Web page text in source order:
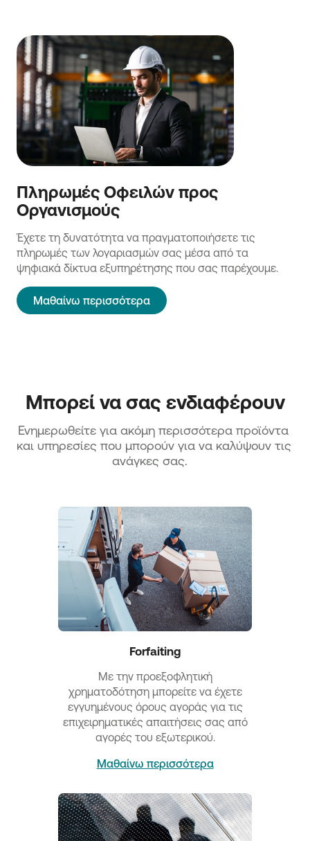
Πληρωμές Οφειλών προς
Οργανισμούς
Έχετε τη δυνατότητα να πραγματοποιήσετε τις
πληρωμές των λογαριασμών σας μέσα από τα
ψηφιακά δίκτυα εξυπηρέτησης που σας παρέχουμε.
Μαθαίνω περισσότερα
Μπορεί να σας ενδιαφέρουν
Ενημερωθείτε για ακόμη περισσότερα προϊόντα
και υπηρεσίες που μπορούν για να καλύψουν τις
ανάγκες σας.
Forfaiting
Με την προεξοφλητική
χρηματοδότηση μπορείτε να έχετε
εγγυημένους όρους αγοράς για τις
επιχειρηματικές απαιτήσεις σας από
αγορές του εξωτερικού.
Μαθαίνω περισσότερα